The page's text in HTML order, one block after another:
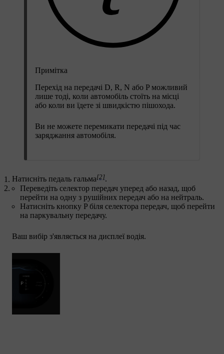
Примітка
Перехід на передачі D, R, N або P можливий
лише тоді, коли автомобіль стоїть на місці
або коли ви їдете зі швидкістю пішохода.
Ви не можете перемикати передачі під час
заряджання автомобіля.
Натисніть педаль гальма[2].
Переведіть селектор передач уперед або назад, щоб
перейти на одну з рушійних передач або на нейтраль.
Натисніть кнопку P біля селектора передач, щоб перейти
на паркувальну передачу.
Ваш вибір з'являється на дисплеї водія.